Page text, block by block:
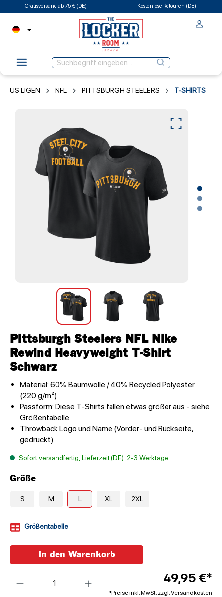
Gratisversand ab 75 € (DE) Kostenlose Retouren (DE)
US LIGEN NFL PITTSBURGH STEELERS T-SHIRTS
Pittsburgh Steelers NFL Nike
Rewind Heavyweight T-Shirt
Schwarz
Material: 60% Baumwolle / 40% Recycled Polyester
(220 g/m²)
Passform: Diese T-Shirts fallen etwas größer aus - siehe
Größentabelle
Throwback Logo und Name (Vorder- und Rückseite,
gedruckt)
Sofort versandfertig, Lieferzeit (DE): 2-3 Werktage
Größe
S M L XL 2XL
Größentabelle
49,95 €*
*Preise inkl. MwSt. zzgl. Versandkosten
In den Warenkorb